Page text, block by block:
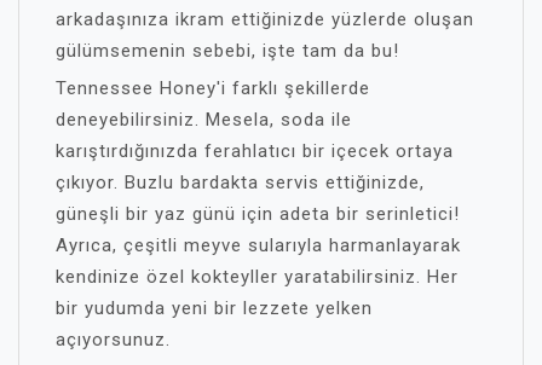
arkadaşınıza ikram ettiğinizde yüzlerde oluşan
gülümsemenin sebebi, işte tam da bu!
Tennessee Honey'i farklı şekillerde
deneyebilirsiniz. Mesela, soda ile
karıştırdığınızda ferahlatıcı bir içecek ortaya
çıkıyor. Buzlu bardakta servis ettiğinizde,
güneşli bir yaz günü için adeta bir serinletici!
Ayrıca, çeşitli meyve sularıyla harmanlayarak
kendinize özel kokteyller yaratabilirsiniz. Her
bir yudumda yeni bir lezzete yelken
açıyorsunuz.